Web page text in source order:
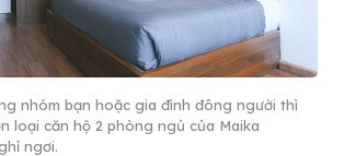
nhóm bạn hoặc gia đình đông người thì
loại căn hộ 2 phòng ngủ của Maika
ngơi.